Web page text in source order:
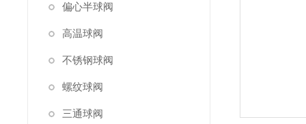
偏心半球阀
高温球阀
不锈钢球阀
螺纹球阀
三通球阀